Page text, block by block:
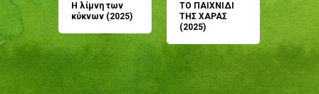
Η λίμνη των
κύκνων (2025)
ΤΟ ΠΑΙΧΝΙΔΙ
ΤΗΣ ΧΑΡΑΣ
(2025)
μου;
(2024)